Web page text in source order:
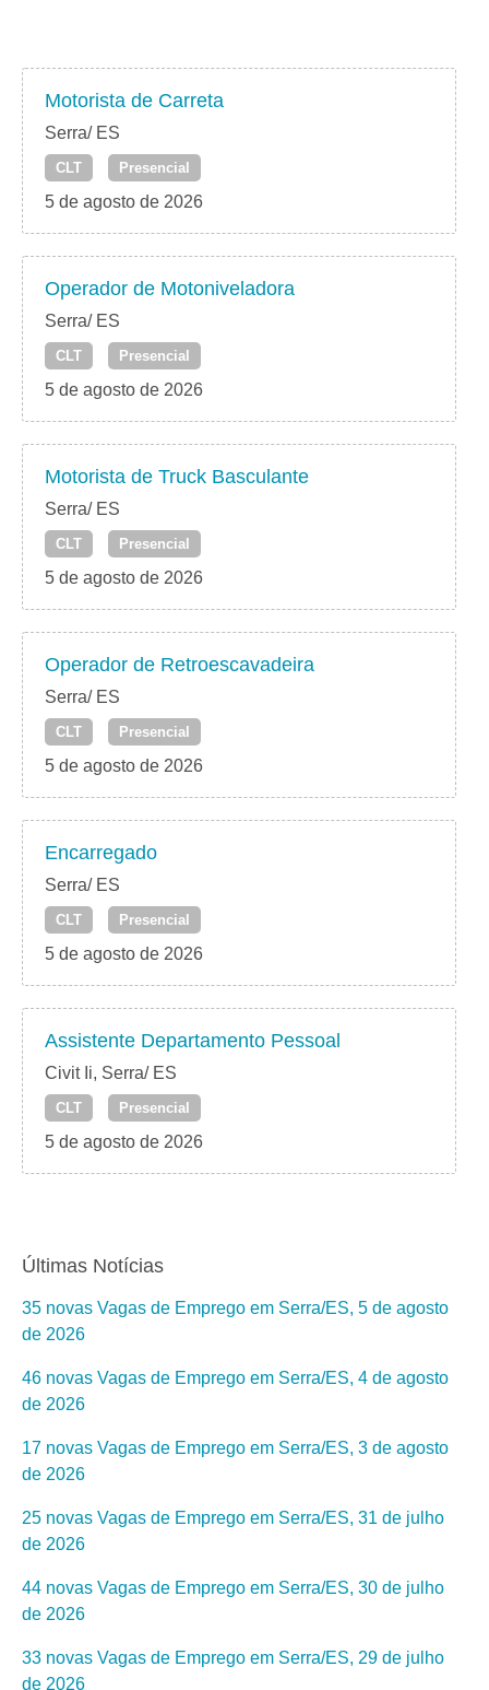
Motorista de Carreta
Serra/ ES
CLT Presencial
5 de agosto de 2026
Operador de Motoniveladora
Serra/ ES
CLT Presencial
5 de agosto de 2026
Motorista de Truck Basculante
Serra/ ES
CLT Presencial
5 de agosto de 2026
Operador de Retroescavadeira
Serra/ ES
CLT Presencial
5 de agosto de 2026
Encarregado
Serra/ ES
CLT Presencial
5 de agosto de 2026
Assistente Departamento Pessoal
Civit Ii, Serra/ ES
CLT Presencial
5 de agosto de 2026
Últimas Notícias
35 novas Vagas de Emprego em Serra/ES, 5 de agosto
de 2026
46 novas Vagas de Emprego em Serra/ES, 4 de agosto
de 2026
17 novas Vagas de Emprego em Serra/ES, 3 de agosto
de 2026
25 novas Vagas de Emprego em Serra/ES, 31 de julho
de 2026
44 novas Vagas de Emprego em Serra/ES, 30 de julho
de 2026
33 novas Vagas de Emprego em Serra/ES, 29 de julho
de 2026